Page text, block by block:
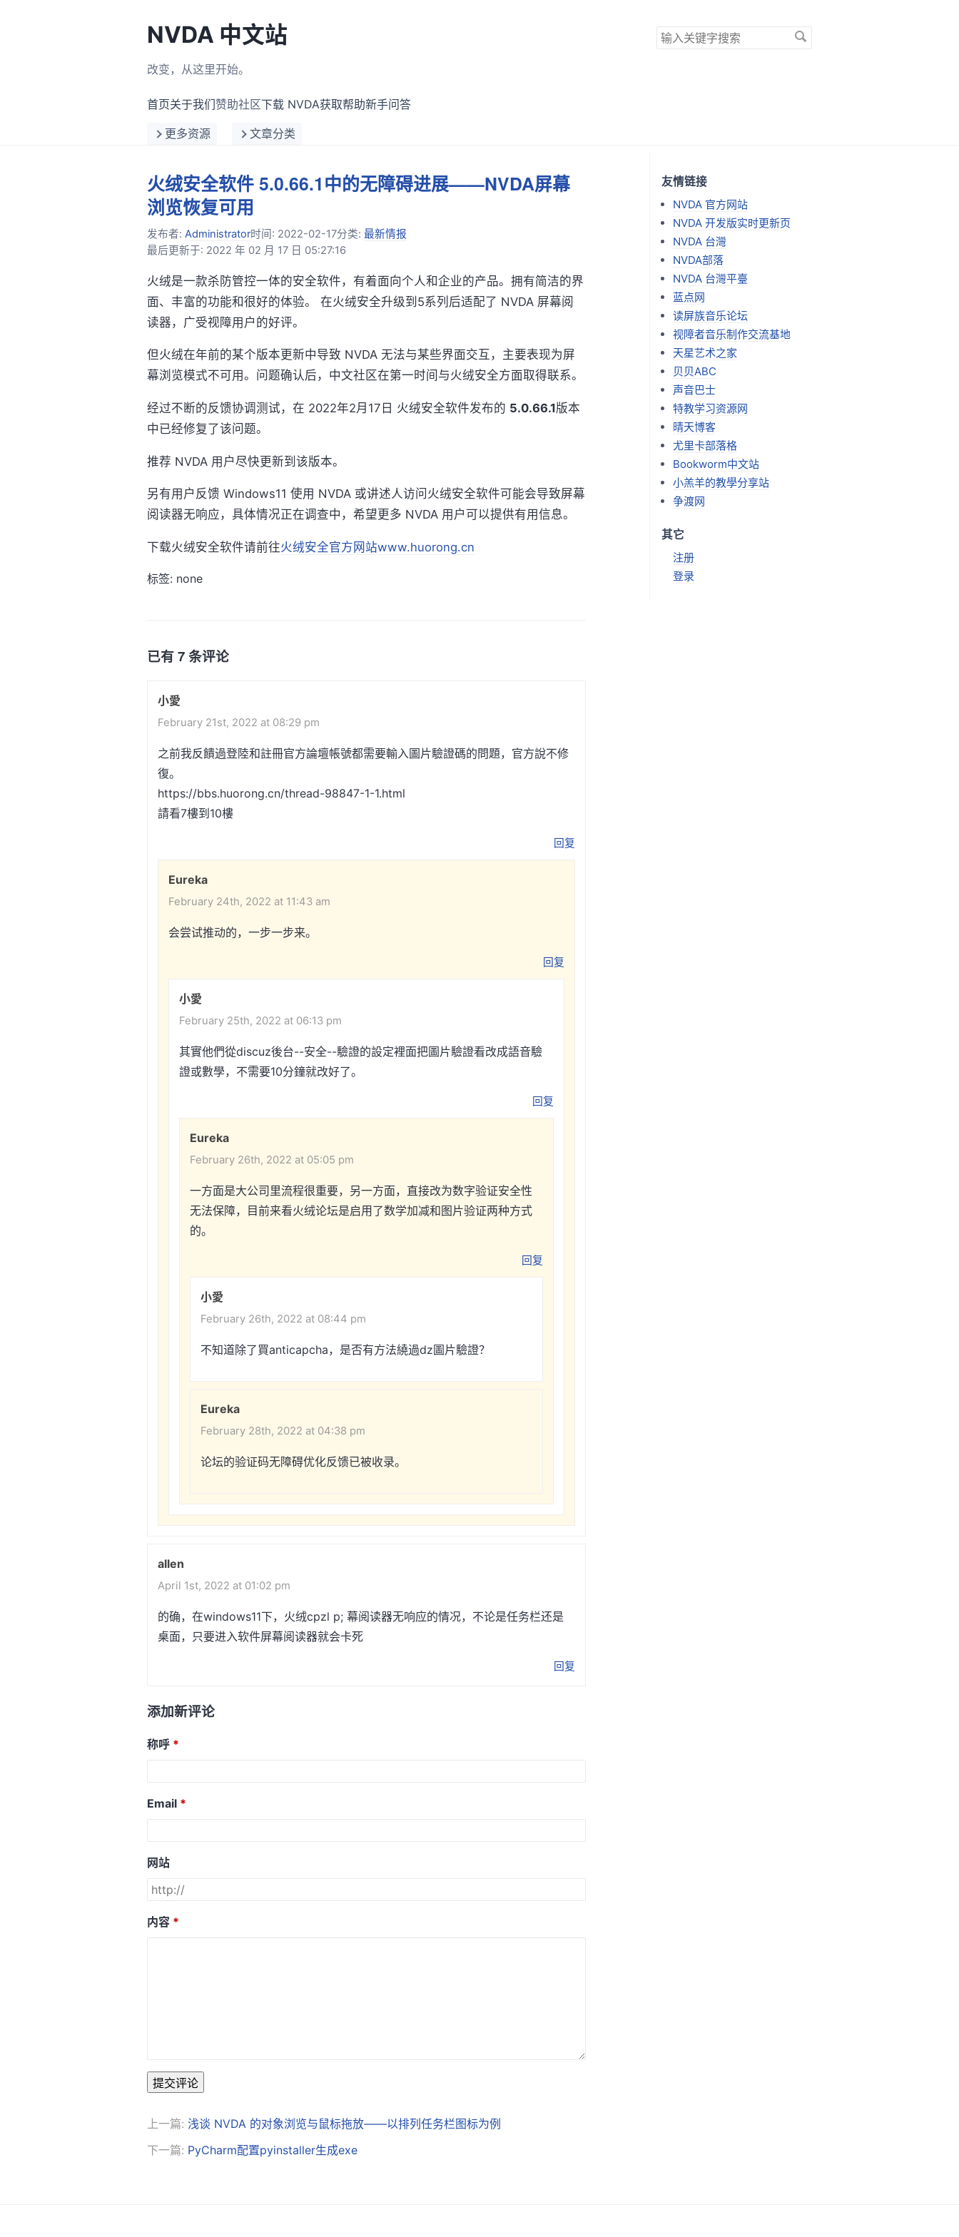
NVDA 中文站
改变，从这里开始。
搜
首页关于我们赞助社区下载 NVDA获取帮助新手问答
更多资源 文章分类
火绒安全软件 5.0.66.1中的无障碍进展——NVDA屏幕
浏览恢复可用
发布者: Administrator时间: 2022-02-17分类: 最新情报
最后更新于: 2022 年 02 月 17 日 05:27:16
火绒是一款杀防管控一体的安全软件，有着面向个人和企业的产品。拥有简洁的界
面、丰富的功能和很好的体验。 在火绒安全升级到5系列后适配了 NVDA 屏幕阅
读器，广受视障用户的好评。
但火绒在年前的某个版本更新中导致 NVDA 无法与某些界面交互，主要表现为屏
幕浏览模式不可用。问题确认后，中文社区在第一时间与火绒安全方面取得联系。
经过不断的反馈协调测试，在 2022年2月17日 火绒安全软件发布的 5.0.66.1版本
中已经修复了该问题。
推荐 NVDA 用户尽快更新到该版本。
另有用户反馈 Windows11 使用 NVDA 或讲述人访问火绒安全软件可能会导致屏幕
阅读器无响应，具体情况正在调查中，希望更多 NVDA 用户可以提供有用信息。
下载火绒安全软件请前往火绒安全官方网站www.huorong.cn
标签: none
已有 7 条评论
小愛
February 21st, 2022 at 08:29 pm
之前我反饋過登陸和註冊官方論壇帳號都需要輸入圖片驗證碼的問題，官方說不修
復。
https://bbs.huorong.cn/thread-98847-1-1.html
請看7樓到10樓
回复
Eureka
February 24th, 2022 at 11:43 am
会尝试推动的，一步一步来。
回复
小愛
February 25th, 2022 at 06:13 pm
其實他們從discuz後台--安全--驗證的設定裡面把圖片驗證看改成語音驗
證或數學，不需要10分鐘就改好了。
回复
Eureka
February 26th, 2022 at 05:05 pm
一方面是大公司里流程很重要，另一方面，直接改为数字验证安全性
无法保障，目前来看火绒论坛是启用了数学加减和图片验证两种方式
的。
回复
小愛
February 26th, 2022 at 08:44 pm
不知道除了買anticapcha，是否有方法繞過dz圖片驗證？
Eureka
February 28th, 2022 at 04:38 pm
论坛的验证码无障碍优化反馈已被收录。
allen
April 1st, 2022 at 01:02 pm
的确，在windows11下，火绒cpzl p; 幕阅读器无响应的情况，不论是任务栏还是
桌面，只要进入软件屏幕阅读器就会卡死
回复
添加新评论
称呼
Email
网站
内容
提交评论
上一篇: 浅谈 NVDA 的对象浏览与鼠标拖放——以排列任务栏图标为例
下一篇: PyCharm配置pyinstaller生成exe
友情链接
NVDA 官方网站
NVDA 开发版实时更新页
NVDA 台灣
NVDA部落
NVDA 台灣平臺
蓝点网
读屏族音乐论坛
视障者音乐制作交流基地
天星艺术之家
贝贝ABC
声音巴士
特教学习资源网
晴天博客
尤里卡部落格
Bookworm中文站
小羔羊的教學分享站
争渡网
其它
注册
登录